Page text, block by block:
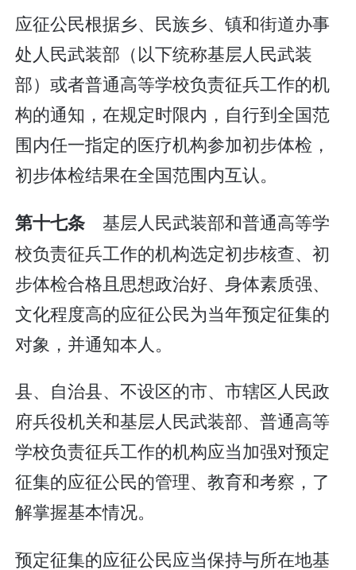
应征公民根据乡、民族乡、镇和街道办事
处人民武装部（以下统称基层人民武装
部）或者普通高等学校负责征兵工作的机
构的通知，在规定时限内，自行到全国范
围内任一指定的医疗机构参加初步体检，
初步体检结果在全国范围内互认。
第十七条 基层人民武装部和普通高等学
校负责征兵工作的机构选定初步核查、初
步体检合格且思想政治好、身体素质强、
文化程度高的应征公民为当年预定征集的
对象，并通知本人。
县、自治县、不设区的市、市辖区人民政
府兵役机关和基层人民武装部、普通高等
学校负责征兵工作的机构应当加强对预定
征集的应征公民的管理、教育和考察，了
解掌握基本情况。
预定征集的应征公民应当保持与所在地基